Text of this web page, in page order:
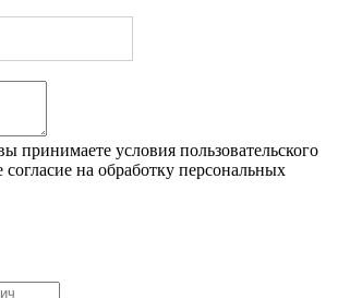
принимаете условия пользовательского
согласие на обработку персональных